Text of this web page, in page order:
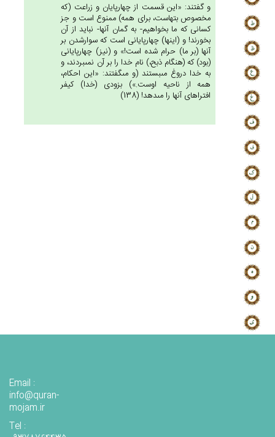
و گفتند: «اين قسمت از چهارپايان و زراعت (كه
مخصوص بتهاست، براى همه) ممنوع است و جز
كسانى كه ما بخواهيم- به گمان آنها- نبايد از آن
بخورند! و (اينها) چهارپايانى است كه سوارشدن بر
آنها (بر ما) حرام شده است!» و (نيز) چهارپايانى
(بود) كه (هنگام ذبح،) نام خدا را بر آن نمى‏بردند، و
به خدا دروغ مى‏بستند (و مى‏گفتند: «اين احكام،
همه از ناحيه اوست.») بزودى (خدا) كيفر
افتراهاى آنها را مى‏دهد! (138)
Email :
info@quran-
mojam.ir
Tel :